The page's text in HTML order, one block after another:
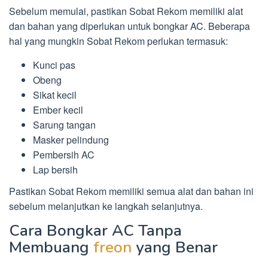
Sebelum memulai, pastikan Sobat Rekom memiliki alat
dan bahan yang diperlukan untuk bongkar AC. Beberapa
hal yang mungkin Sobat Rekom perlukan termasuk:
Kunci pas
Obeng
Sikat kecil
Ember kecil
Sarung tangan
Masker pelindung
Pembersih AC
Lap bersih
Pastikan Sobat Rekom memiliki semua alat dan bahan ini
sebelum melanjutkan ke langkah selanjutnya.
Cara Bongkar AC Tanpa
Membuang freon yang Benar